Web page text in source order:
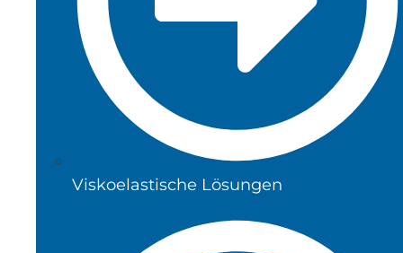
Viskoelastische Lösungen